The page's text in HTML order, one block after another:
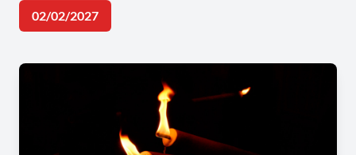
02/02/2027